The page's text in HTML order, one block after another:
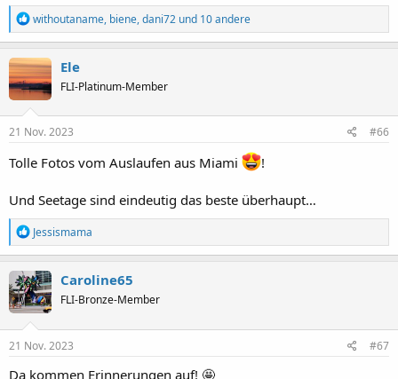
R
e
a
k
t
i
o
n
e
:
withoutaname, biene,dani72 und 10 andere
Ele
FLI-Platinum-Member
21 Nov. 2023 #66
Tolle Fotos vom Auslaufen aus Miami !
Und Seetage sind eindeutig das beste überhaupt…
R
e
a
k
t
i
o
n
e
:
Jessismama
Caroline65
FLI-Bronze-Member
21 Nov. 2023 #67
Da kommen Erinnerungen auf! 🤩